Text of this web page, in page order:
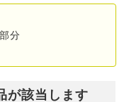
分
が該当します